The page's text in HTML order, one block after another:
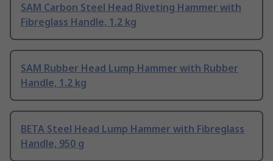
SAM Carbon Steel Head Riveting Hammer with
Fibreglass Handle, 1.2 kg
SAM Rubber Head Lump Hammer with Rubber
Handle, 1.2 kg
BETA Steel Head Lump Hammer with Fibreglass
Handle, 950 g